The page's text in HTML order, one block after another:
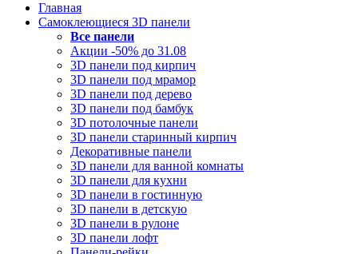
Главная
Самоклеющиеся 3D панели
Все панели
Акции -50% до 31.08
3D панели под кирпич
3D панели под мрамор
3D панели под дерево
3D панели под бамбук
3D потолочные панели
3D панели старинный кирпич
Декоративные панели
3D панели для ванной комнаты
3D панели для кухни
3D панели в гостинную
3D панели в детскую
3D панели в рулоне
3D панели лофт